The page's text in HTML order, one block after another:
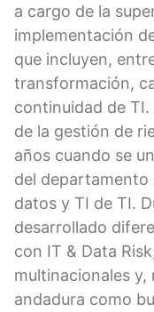
a cargo de la
implementación
que incluyen,
transformación,
continuidad de
de la gestión de
años cuando se
del departamento
datos y TI de TI.
desarrollado
con IT & Data
multinacionales
andadura como